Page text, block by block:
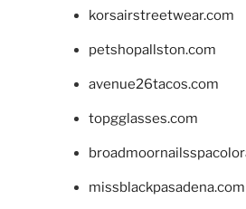
korsairstreetwear.com
petshopallston.com
avenue26tacos.com
topgglasses.com
missblackpasadena.com